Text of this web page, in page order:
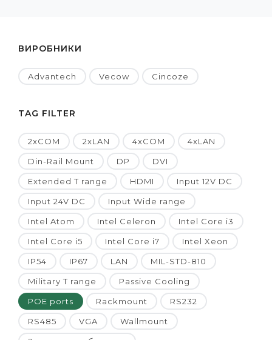
ВИРОБНИКИ
Advantech Vecow Cincoze
TAG FILTER
2xCOM 2xLAN 4xCOM 4xLAN
Din-Rail Mount DP DVI
Extended T range HDMI Input 12V DC
Input 24V DC Input Wide range
Intel Atom Intel Celeron Intel Core i3
Intel Core i5 Intel Core i7 Intel Xeon
IP54 IP67 LAN MIL-STD-810
Military T range Passive Cooling
POE ports Rackmount RS232
RS485 VGA Wallmount